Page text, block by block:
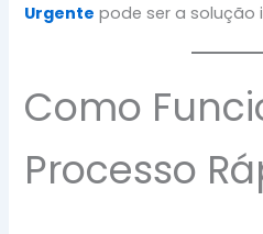
Urgente pode ser a solução
Como
Processo